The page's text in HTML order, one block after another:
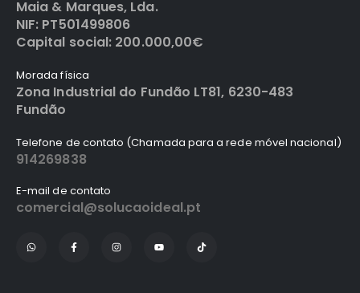
Maia & Marques, Lda.
NIF: PT501499806
Capital social: 200.000,00€
Morada física
Zona Industrial do Fundão LT81, 6230-483
Fundão
Telefone de contato (Chamada para a rede móvel nacional)
914269838
E-mail de contato
comercial@solucaoideal.pt